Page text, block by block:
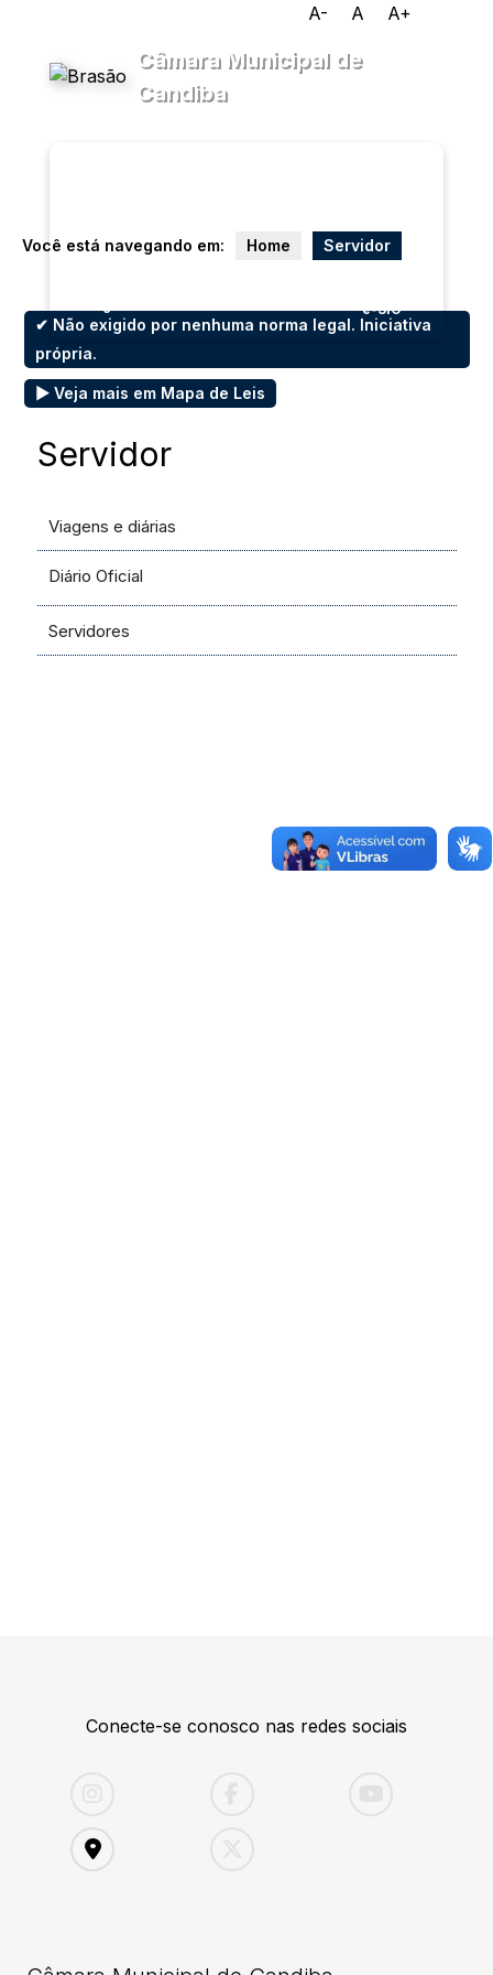
A- A A+
Câmara Municipal de
Candiba
e-SIC
Você está navegando em: Home Servidor
✔ Não exigido por nenhuma norma legal. Iniciativa
própria.
▶ Veja mais em Mapa de Leis
Servidor
Viagens e diárias
Diário Oficial
Servidores
Conecte-se conosco nas redes sociais